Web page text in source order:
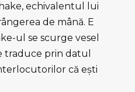
echivalentul lui
de mână. E
ul se scurge vesel
traduce prin datul
că eşti